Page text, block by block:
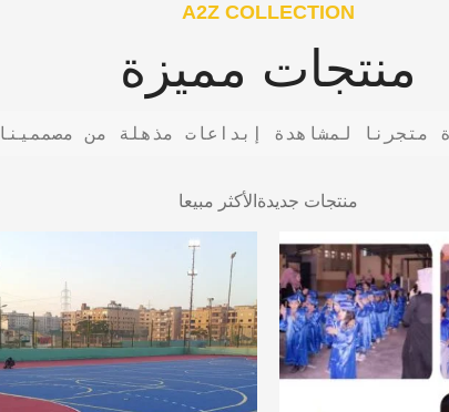
A2Z COLLECTION
منتجات مميزة
متجرنا لمشاهدة إبداعات مذهلة من مصممينا
منتجات جديدة الأكثر مبيعا